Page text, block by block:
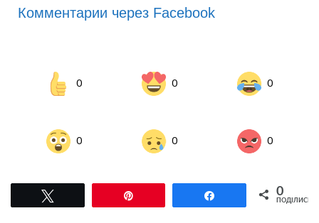
Комментарии через Facebook
0 0 0
0 0 0
Поділитися0
ПОДІЛИСЬ